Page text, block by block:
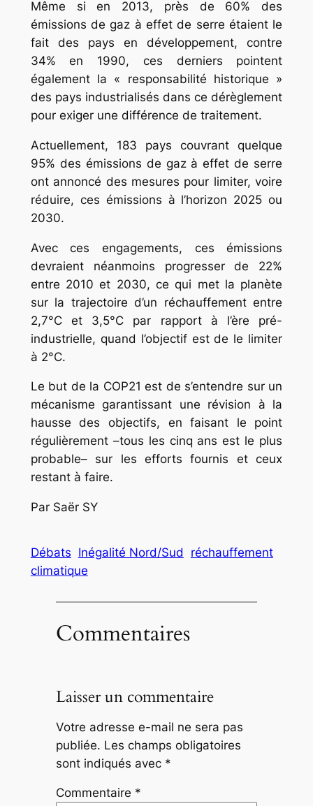
Même si en 2013, près de 60% des
émissions de gaz à effet de serre étaient le
fait des pays en développement, contre
34% en 1990, ces derniers pointent
également la « responsabilité historique »
des pays industrialisés dans ce dérèglement
pour exiger une différence de traitement.
Actuellement, 183 pays couvrant quelque
95% des émissions de gaz à effet de serre
ont annoncé des mesures pour limiter, voire
réduire, ces émissions à l’horizon 2025 ou
2030.
Avec ces engagements, ces émissions
devraient néanmoins progresser de 22%
entre 2010 et 2030, ce qui met la planète
sur la trajectoire d’un réchauffement entre
2,7°C et 3,5°C par rapport à l’ère pré-
industrielle, quand l’objectif est de le limiter
à 2°C.
Le but de la COP21 est de s’entendre sur un
mécanisme garantissant une révision à la
hausse des objectifs, en faisant le point
régulièrement –tous les cinq ans est le plus
probable– sur les efforts fournis et ceux
restant à faire.
Par Saër SY
Débats Inégalité Nord/Sud
réchauffement
climatique
Commentaires
Laisser un commentaire
Votre adresse e-mail ne sera pas
publiée. Les champs obligatoires
sont indiqués avec *
Commentaire *